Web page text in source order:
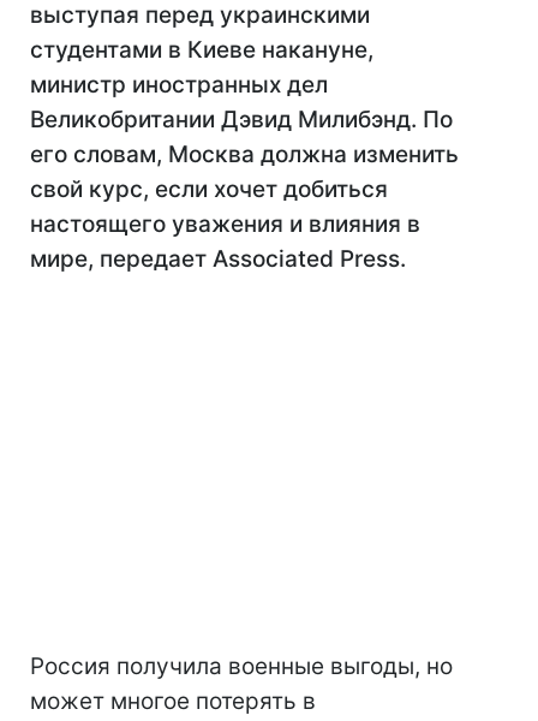
выступая перед украинскими
студентами в Киеве накануне,
министр иностранных дел
Великобритании Дэвид Милибэнд. По
его словам, Москва должна изменить
свой курс, если хочет добиться
настоящего уважения и влияния в
мире, передает Associated Press.
Россия получила военные выгоды, но
может многое потерять в